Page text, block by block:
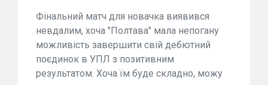
Фінальний матч для новачка виявився
невдалим, хоча "Полтава" мала непогану
можливість завершити свій дебютний
поєдинок в УПЛ з позитивним
результатом. Хоча їм буде складно, можу